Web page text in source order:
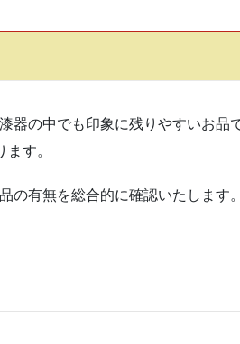
器の中でも印象に残りやすいお品
す。
の有無を総合的に確認いたします